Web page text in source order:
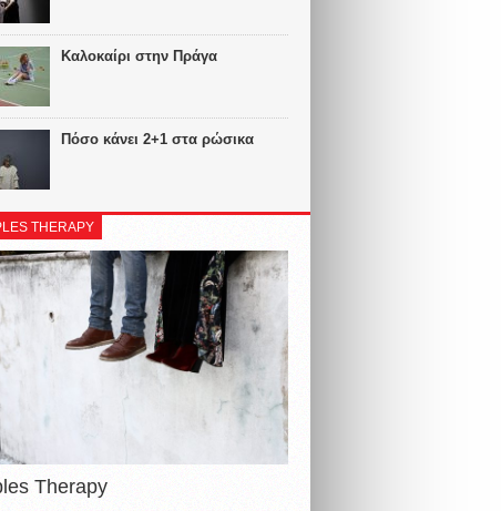
Καλοκαίρι στην Πράγα
Πόσο κάνει 2+1 στα ρώσικα
THERAPY
Therapy